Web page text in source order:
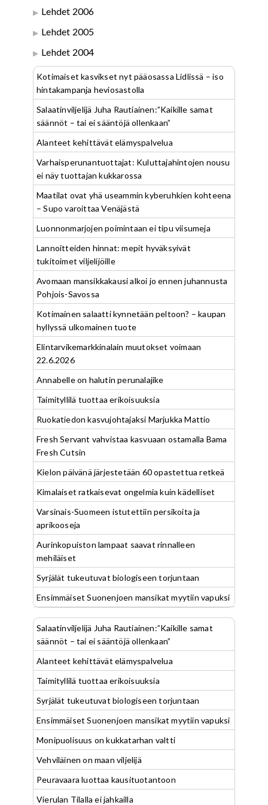
Lehdet 2006
Lehdet 2005
Lehdet 2004
Kotimaiset kasvikset nyt pääosassa Lidlissä – iso
hintakampanja heviosastolla
Salaatinviljelijä Juha Rautiainen:”Kaikille samat
säännöt – tai ei sääntöjä ollenkaan”
Alanteet kehittävät elämyspalvelua
Varhaisperunantuottajat: Kuluttajahintojen nousu
ei näy tuottajan kukkarossa
Maatilat ovat yhä useammin kyberuhkien kohteena
– Supo varoittaa Venäjästä
Luonnonmarjojen poimintaan ei tipu viisumeja
Lannoitteiden hinnat: mepit hyväksyivät
tukitoimet viljelijöille
Avomaan mansikkakausi alkoi jo ennen juhannusta
Pohjois-Savossa
Kotimainen salaatti kynnetään peltoon? – kaupan
hyllyssä ulkomainen tuote
Elintarvikemarkkinalain muutokset voimaan
22.6.2026
Annabelle on halutin perunalajike
Taimityllilä tuottaa erikoisuuksia
Ruokatiedon kasvujohtajaksi Marjukka Mattio
Fresh Servant vahvistaa kasvuaan ostamalla Bama
Fresh Cutsin
Kielon päivänä järjestetään 60 opastettua retkeä
Kimalaiset ratkaisevat ongelmia kuin kädelliset
Varsinais-Suomeen istutettiin persikoita ja
aprikooseja
Aurinkopuiston lampaat saavat rinnalleen
mehiläiset
Syrjälät tukeutuvat biologiseen torjuntaan
Ensimmäiset Suonenjoen mansikat myytiin vapuksi
Salaatinviljelijä Juha Rautiainen:”Kaikille samat
säännöt – tai ei sääntöjä ollenkaan”
Alanteet kehittävät elämyspalvelua
Taimityllilä tuottaa erikoisuuksia
Syrjälät tukeutuvat biologiseen torjuntaan
Ensimmäiset Suonenjoen mansikat myytiin vapuksi
Monipuolisuus on kukkatarhan valtti
Vehviläinen on maan viljelijä
Peuravaara luottaa kausituotantoon
Vierulan Tilalla ei jahkailla